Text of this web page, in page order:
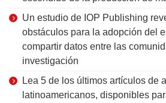
Un estudio de IOP Publishing
obstáculos para la adopción del
compartir datos entre las
investigación
Lea 5 de los últimos artículos de
latinoamericanos, disponibles